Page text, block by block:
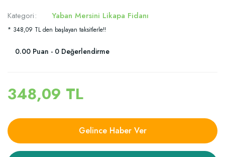
Kategori Yaban Mersini Likapa Fidanı
* 348,09 TL den başlayan taksitlerle!!
0.00 Puan - 0 Değerlendirme
348,09 TL
Gelince Haber Ver